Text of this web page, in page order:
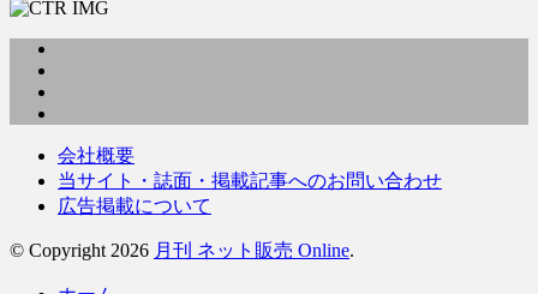
会社概要
当サイト・誌面・掲載記事へのお問い合わせ
広告掲載について
© Copyright 2026 月刊 ネット販売 Online.